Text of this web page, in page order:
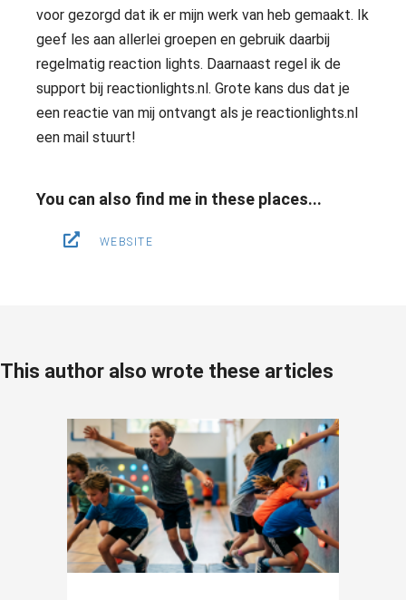
voor gezorgd dat ik er mijn werk van heb gemaakt. Ik
geef les aan allerlei groepen en gebruik daarbij
regelmatig reaction lights. Daarnaast regel ik de
support bij reactionlights.nl. Grote kans dus dat je
een reactie van mij ontvangt als je reactionlights.nl
een mail stuurt!
You can also find me in these places...
WEBSITE
This author also wrote these articles